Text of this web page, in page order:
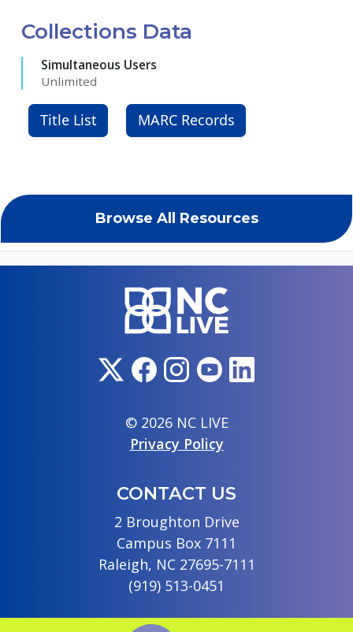
Browse All Resources
Collections Data
Simultaneous Users
Unlimited
Title List MARC Records
© 2026 NC LIVE
Privacy Policy
CONTACT US
2 Broughton Drive
Campus Box 7111
Raleigh, NC 27695-7111
(919) 513-0451